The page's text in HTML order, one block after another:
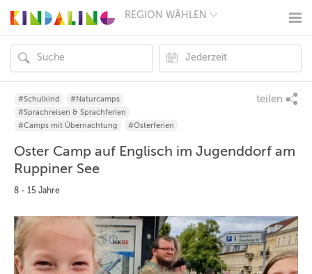
REGION WÄHLEN
MÜNCHEN
HAMBURG
FRANKFURT
KÖLN
ESSEN
LEIPZIG
ANDERE
REGIONEN
#Schulkind
#Naturcamps
#Sprachreisen & Sprachferien
#Camps mit Übernachtung
#Osterferien
teilen
Oster Camp auf Englisch im Jugenddorf am
Ruppiner See
8 - 15 Jahre